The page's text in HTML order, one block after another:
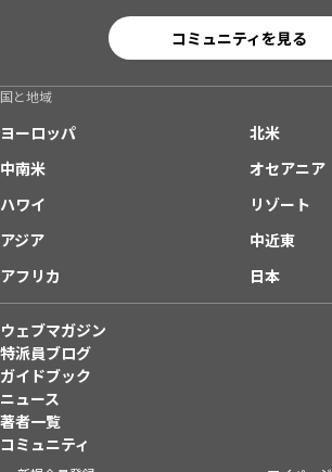
コミュニティを見る
国と地域
ヨーロッパ
北米
中南米
オセアニア
ハワイ
リゾート
アジア
中近東
アフリカ
日本
ウェブマガジン
特派員ブログ
ガイドブック
ニュース
著者一覧
コミュニティ